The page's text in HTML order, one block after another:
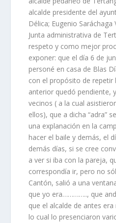
alcalde presidente del
Délica; Eugenio
Junta administrativa de
respeto y como mejor
exponer: que el día 6 de
personé en casa de Blas
con el propósito de repetir
anterior quedó pendiente,
vecinos ( a la cual
ellos), que a dicha “adra”
una explanación en la
hacer el baile y demás, el
demás días, si se cree
a ver si iba con la pareja,
correspondía ir, pero no
Cantón, salió a una
que yo era………….., que
que el alcalde de antes
lo cual lo presenciaron